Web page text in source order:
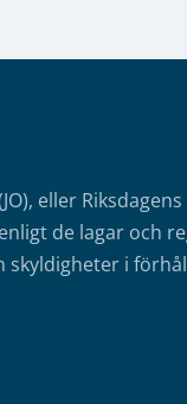
eller
de lagar och
skyldigheter i